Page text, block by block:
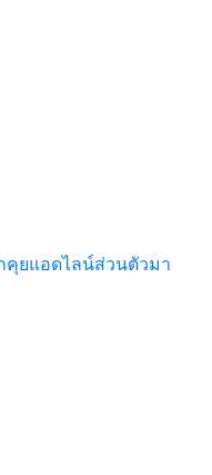
คุยแอดไลน์ส่วนตัวมา